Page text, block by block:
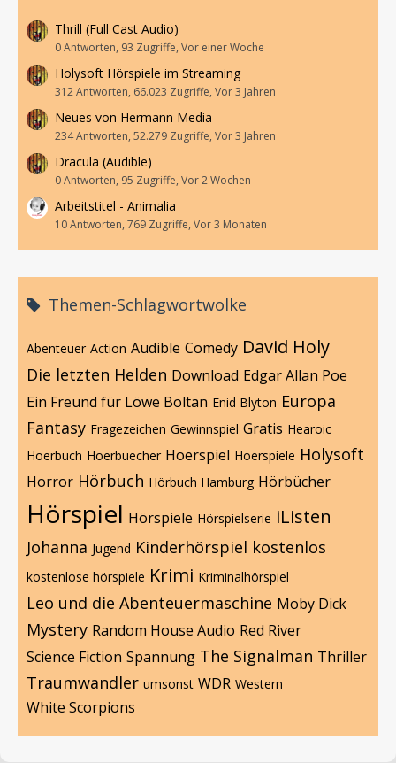
Thrill (Full Cast Audio)
0 Antworten, 93 Zugriffe, Vor einer Woche
Holysoft Hörspiele im Streaming
312 Antworten, 66.023 Zugriffe, Vor 3 Jahren
Neues von Hermann Media
234 Antworten, 52.279 Zugriffe, Vor 3 Jahren
Dracula (Audible)
0 Antworten, 95 Zugriffe, Vor 2 Wochen
Arbeitstitel - Animalia
10 Antworten, 769 Zugriffe, Vor 3 Monaten
Themen-Schlagwortwolke
Abenteuer Action Audible Comedy David Holy
Die letzten Helden Download Edgar Allan Poe
Ein Freund für Löwe Boltan Enid Blyton Europa
Fantasy Fragezeichen Gewinnspiel Gratis Hearoic
Hoerbuch Hoerbuecher Hoerspiel Hoerspiele Holysoft
Horror Hörbuch Hörbuch Hamburg Hörbücher
Hörspiel Hörspiele Hörspielserie iListen
Johanna Jugend Kinderhörspiel kostenlos
kostenlose hörspiele Krimi Kriminalhörspiel
Leo und die Abenteuermaschine Moby Dick
Mystery Random House Audio Red River
Science Fiction Spannung The Signalman Thriller
Traumwandler umsonst WDR Western
White Scorpions